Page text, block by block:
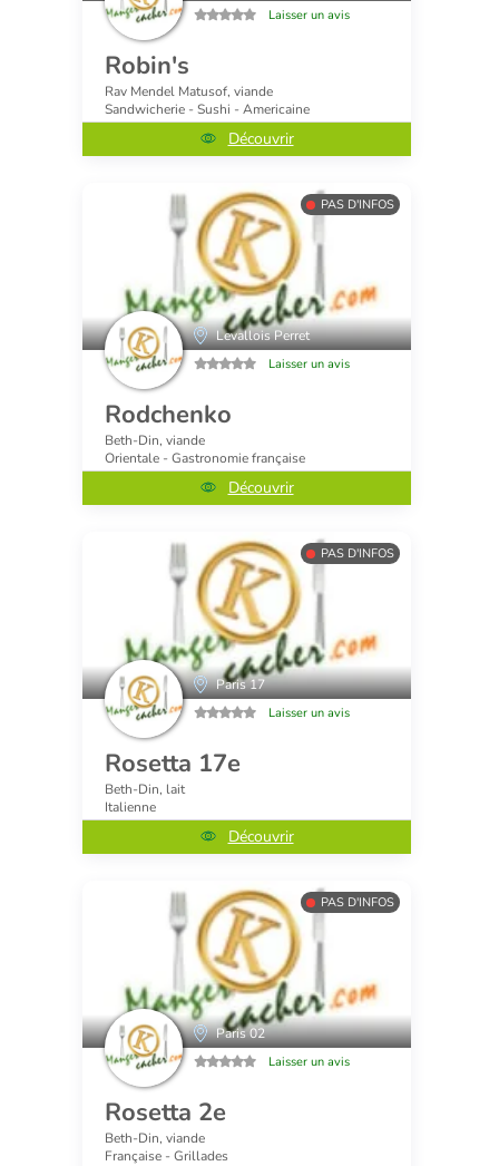
Laisser un avis
Robin's
Rav Mendel Matusof, viande
Sandwicherie - Sushi - Americaine
Découvrir
PAS D'INFOS
Levallois Perret
Laisser un avis
Rodchenko
Beth-Din, viande
Orientale - Gastronomie française
Découvrir
PAS D'INFOS
Paris 17
Laisser un avis
Rosetta 17e
Beth-Din, lait
Italienne
Découvrir
PAS D'INFOS
Paris 02
Laisser un avis
Rosetta 2e
Beth-Din, viande
Française - Grillades